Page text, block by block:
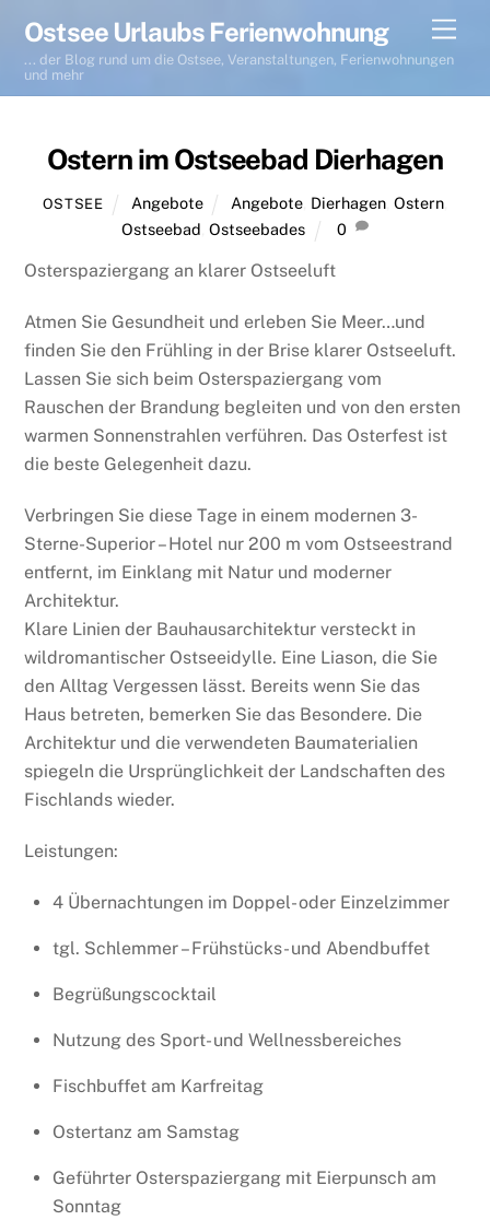
content
Ostsee Urlaubs Ferienwohnung
... der Blog rund um die Ostsee, Veranstaltungen, Ferienwohnungen
und mehr
Ostern im Ostseebad Dierhagen
OSTSEE Angebote Angebote Dierhagen ,Ostern
Ostseebad ,Ostseebades 0
Osterspaziergang an klarer Ostseeluft
Atmen Sie Gesundheit und erleben Sie Meer…und
finden Sie den Frühling in der Brise klarer Ostseeluft.
Lassen Sie sich beim Osterspaziergang vom
Rauschen der Brandung begleiten und von den ersten
warmen Sonnenstrahlen verführen. Das Osterfest ist
die beste Gelegenheit dazu.
Verbringen Sie diese Tage in einem modernen 3-
Sterne-Superior – Hotel nur 200 m vom Ostseestrand
entfernt, im Einklang mit Natur und moderner
Architektur.
Klare Linien der Bauhausarchitektur versteckt in
wildromantischer Ostseeidylle. Eine Liason, die Sie
den Alltag Vergessen lässt. Bereits wenn Sie das
Haus betreten, bemerken Sie das Besondere. Die
Architektur und die verwendeten Baumaterialien
spiegeln die Ursprünglichkeit der Landschaften des
Fischlands wieder.
Leistungen:
4 Übernachtungen im Doppel- oder Einzelzimmer
tgl. Schlemmer – Frühstücks- und Abendbuffet
Begrüßungscocktail
Nutzung des Sport- und Wellnessbereiches
Fischbuffet am Karfreitag
Ostertanz am Samstag
Geführter Osterspaziergang mit Eierpunsch am
Sonntag